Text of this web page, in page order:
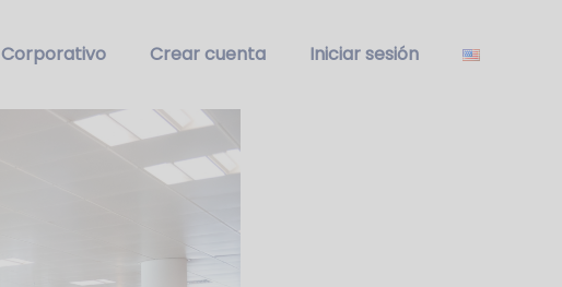
Corporativo Crear cuenta Iniciar sesión